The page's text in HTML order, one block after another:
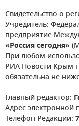
Свидетельство о
Учредитель:
предприятие
«Россия сегодня»
При любом
РИА Новости Крым
обязательна не
Главный редактор:
Адрес электронной
Телефон Редакции: